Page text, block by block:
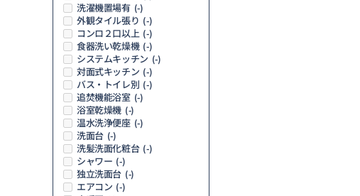
洗濯機置場有 (-)
外観タイル張り (-)
コンロ２口以上 (-)
食器洗い乾燥機 (-)
システムキッチン (-)
対面式キッチン (-)
バス・トイレ別 (-)
追焚機能浴室 (-)
浴室乾燥機 (-)
温水洗浄便座 (-)
洗面台 (-)
洗髪洗面化粧台 (-)
シャワー (-)
独立洗面台 (-)
エアコン (-)